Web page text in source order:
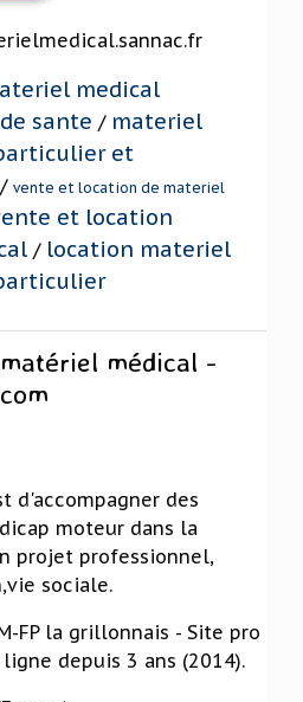
medical
sante / materiel
et
/ vente et location de materiel
et location
/ location materiel
médical -
d'accompagner des
moteur dans la
projet professionnel,
sociale.
FP la grillonnais - Site pro
ligne depuis 3 ans (2014).